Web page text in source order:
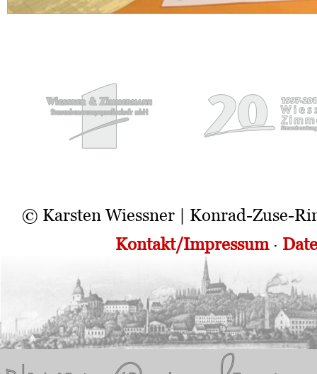
© Karsten Wiessner | Konrad-Zuse-
Kontakt/Impressum·